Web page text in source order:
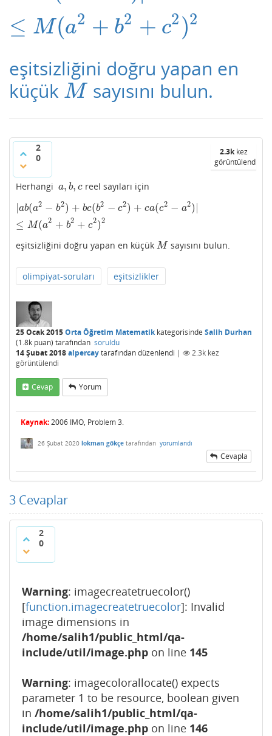
≤ M (a2 + b2 + c2)2
eşitsizliğini doğru yapan en
küçük M
M sayısını bulun.
2
0
2.3kkez
görüntülendi
Herhangi a, b, c
a,b,c reel sayıları için
ab(a2 − b2) + bc(b2 − c2) + ca(c2 − a2)
≤ M(a2 + b2 + c2)2
| ab a2− b2 +bc(b 2−c2)+ ca( c2−a2) |≤ M(a2
eşitsizliğini doğru yapan en küçük M
M sayısını bulun.
olimpiyat-soruları eşitsizlikler
25 Ocak 2015Orta Öğretim Matematikkategorisinde Salih Durhan
(1.8k puan) tarafından soruldu
14 Şubat 2018alpercaytarafındandüzenlendi | 2.3k kez
görüntülendi
Cevap Yorum
Kaynak:2006 IMO, Problem 3.
26 Şubat 2020 lokman gökçe tarafından yorumlandı
Cevapla
3 Cevaplar
2
0
Warning: imagecreatetruecolor()
[function.imagecreatetruecolor]: Invalid
image dimensions in
/home/salih1/public_html/qa-
include/util/image.php on line 145
Warning: imagecolorallocate() expects
parameter 1 to be resource, boolean given
in /home/salih1/public_html/qa-
include/util/image.php on line 146